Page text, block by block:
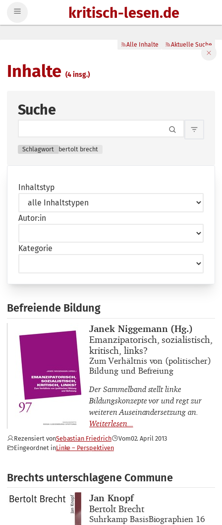
kritisch-lesen.de
Inhalte(4 insg.)
Alle Inhalte Aktuelle Suche
Suche
Schlagwort bertolt brecht
Inhaltstyp
Autor:in
Kategorie
Befreiende Bildung
Buchautor_innen
Janek Niggemann (Hg.)
Buchtitel
Emanzipatorisch, sozialistisch,
kritisch, links?
Buchuntertitel
Zum Verhältnis von (politischer)
Bildung und Befreiung
Der Sammelband stellt linke
Bildungskonzepte vor und regt zur
weiteren Auseinandersetzung an.
Rezensiert vonSebastian Friedrich Vom02. April 2013
Eingeordnet inLinke – Perspektiven
Brechts unterschlagene Commune
Buchautor_innen
Jan Knopf
Buchtitel
Bertolt Brecht
Buchuntertitel
Suhrkamp BasisBiographien 16